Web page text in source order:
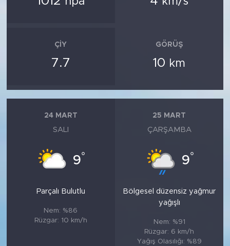
ÇIY
7.7
GÖRÜŞ
10 km
24 MART
SALI
9°
Parçalı Bulutlu
Nem: %86
Rüzgar: 10 km/h
25 MART
ÇARŞAMBA
9°
Bölgesel düzensiz yağmur
yağışlı
Nem: %91
Rüzgar: 6 km/h
Yağış Olasılığı: %89